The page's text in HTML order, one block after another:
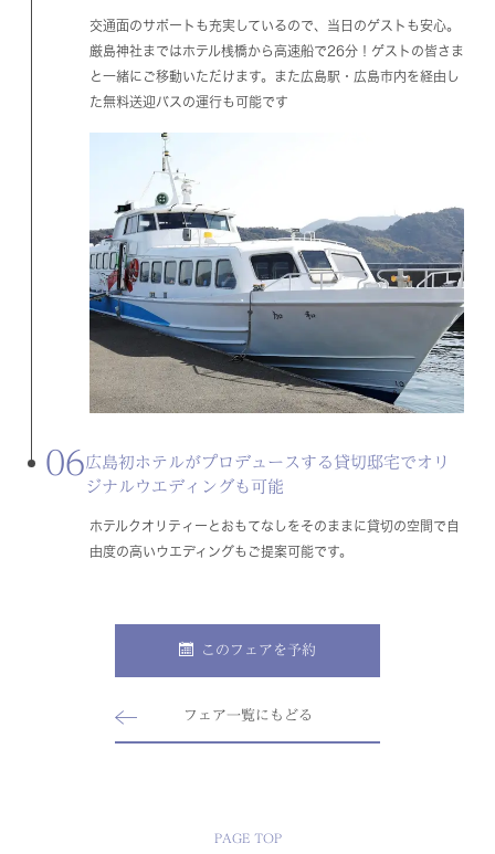
交通面のサポートも充実しているので、当日のゲストも安心。
厳島神社まではホテル桟橋から高速船で26分！ゲストの皆さま
と一緒にご移動いただけます。また広島駅・広島市内を経由し
た無料送迎バスの運行も可能です
06 広島初ホテルがプロデュースする貸切邸宅でオリ
ジナルウエディングも可能
ホテルクオリティーとおもてなしをそのままに貸切の空間で自
由度の高いウエディングもご提案可能です。
このフェアを予約
フェア一覧にもどる
PAGE TOP